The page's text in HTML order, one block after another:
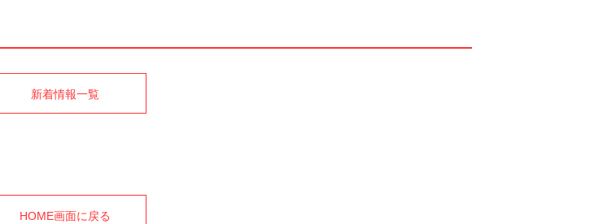
新着情報一覧
HOME画面に戻る